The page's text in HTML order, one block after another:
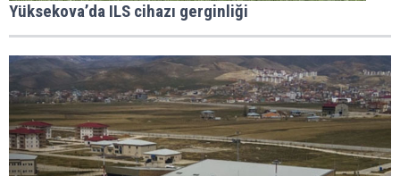
Yüksekova’da ILS cihazı gerginliği